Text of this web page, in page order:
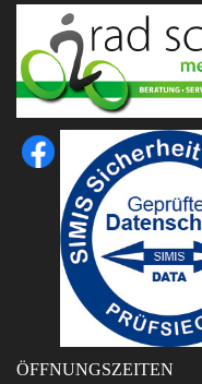
ÖFFNUNGSZEITEN